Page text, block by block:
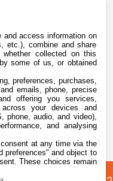
de reprise des
Watch
and access information on
etc.), combine and share
collected on this
some of us, or obtained
preferences, purchases,
emails, phone, precise
offering you services,
your devices and
phone, audio, and video),
and analysing
at any time via the
preferences" and object to
These choices remain